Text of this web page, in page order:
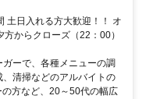
土日入れる方大歓迎！！ オ
からクローズ（22：00）
ーで、各種メニューの調
清掃などのアルバイトの
方など、20～50代の幅広